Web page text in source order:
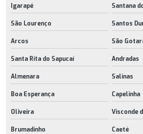
Igarapé Santana
São Lourenço Santos
Arcos São
Santa Rita do Sapucaí Andradas
Almenara Salinas
Boa Esperança Capelinha
Oliveira Visconde
Brumadinho Caeté